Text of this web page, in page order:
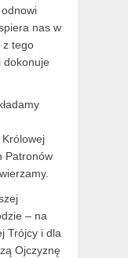
nas w
z tego
dokonuje
Patronów
– na
Trójcy i dla
Ojczyznę